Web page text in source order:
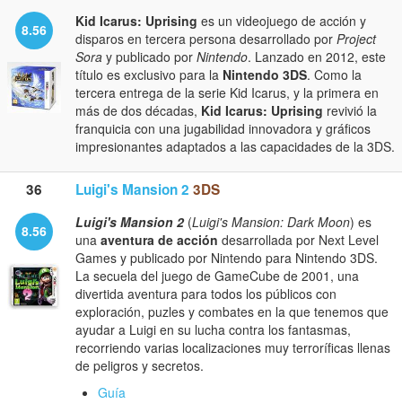
8.56 Kid Icarus: Uprising es un videojuego de acción y
disparos en tercera persona desarrollado por Project
Sora y publicado por Nintendo. Lanzado en 2012, este
título es exclusivo para la Nintendo 3DS. Como la
tercera entrega de la serie Kid Icarus, y la primera en
más de dos décadas, Kid Icarus: Uprising revivió la
franquicia con una jugabilidad innovadora y gráficos
impresionantes adaptados a las capacidades de la 3DS.
36 Luigi's Mansion 2 3DS
8.56 Luigi's Mansion 2(Luigi's Mansion: Dark Moon) es
una aventura de acción desarrollada por Next Level
Games y publicado por Nintendo para Nintendo 3DS.
La secuela del juego de GameCube de 2001, una
divertida aventura para todos los públicos con
exploración, puzles y combates en la que tenemos que
ayudar a Luigi en su lucha contra los fantasmas,
recorriendo varias localizaciones muy terroríficas llenas
de peligros y secretos.
Guía